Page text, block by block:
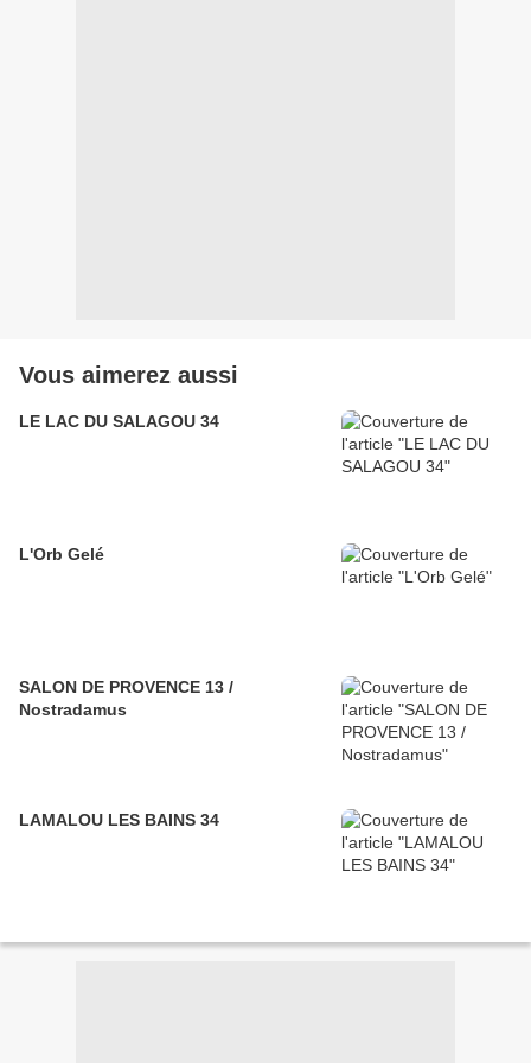
Vous aimerez aussi
LE LAC DU SALAGOU 34
L'Orb Gelé
SALON DE PROVENCE 13 /
Nostradamus
LAMALOU LES BAINS 34